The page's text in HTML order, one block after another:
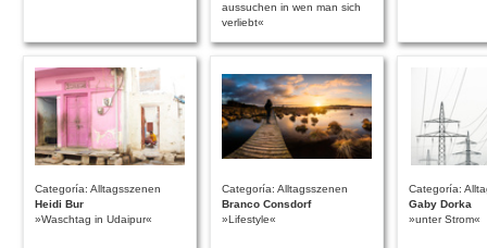
aussuchen in wen man sich
verliebt«
Categoría: Alltagsszenen
Heidi Bur
»Waschtag in Udaipur«
Categoría: Alltagsszenen
Branco Consdorf
»Lifestyle«
Categoría:
Gaby Dorka
»unter Strom«